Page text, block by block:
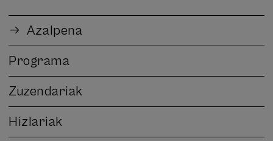
Azalpena
Programa
Zuzendariak
Hizlariak